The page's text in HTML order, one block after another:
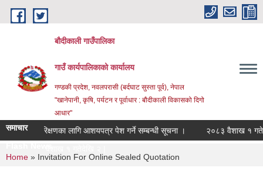
Skip to main content
बौदीकाली गाउँपालिका
गाउँ कार्यपालिकाको कार्यालय
गण्डकी प्रदेश, नवलपरासी (बर्दघाट सुस्ता पूर्व), नेपाल
"खानेपानी, कृषि, पर्यटन र पूर्वाधार : बौदीकाली विकासको दिगो
आधार"
समाचार
लेखापरिक्षणका लागि आशयपत्र पेश गर्ने सम्बन्धी सूचना ।
२०८३ वैशाख १
You are here
Home » Invitation For Online Sealed Quotation